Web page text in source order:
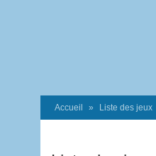
Accueil Liste des jeux